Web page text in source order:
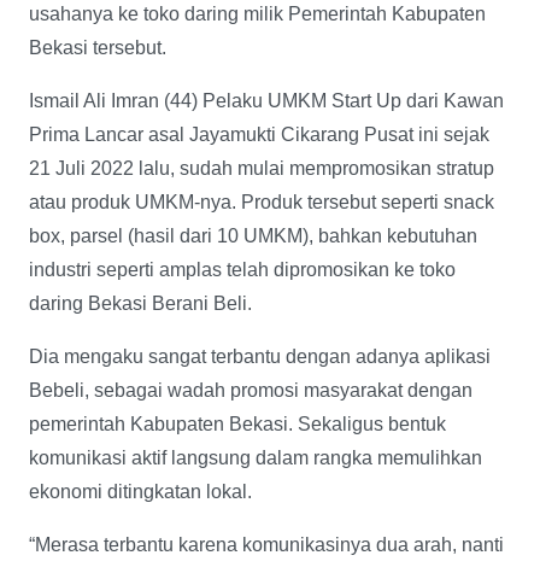
usahanya ke toko daring milik Pemerintah Kabupaten
Bekasi tersebut.
Ismail Ali Imran (44) Pelaku UMKM Start Up dari Kawan
Prima Lancar asal Jayamukti Cikarang Pusat ini sejak
21 Juli 2022 lalu, sudah mulai mempromosikan stratup
atau produk UMKM-nya. Produk tersebut seperti snack
box, parsel (hasil dari 10 UMKM), bahkan kebutuhan
industri seperti amplas telah dipromosikan ke toko
daring Bekasi Berani Beli.
Dia mengaku sangat terbantu dengan adanya aplikasi
Bebeli, sebagai wadah promosi masyarakat dengan
pemerintah Kabupaten Bekasi. Sekaligus bentuk
komunikasi aktif langsung dalam rangka memulihkan
ekonomi ditingkatan lokal.
“Merasa terbantu karena komunikasinya dua arah, nanti